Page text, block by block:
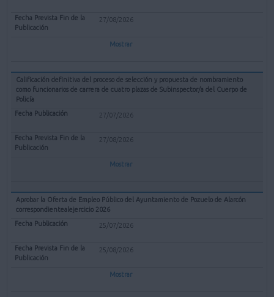
27/08/2026
Mostrar
Calificación definitiva del proceso de selección y propuesta de nombramiento
como funcionarios de carrera de cuatro plazas de Subinspector/a del Cuerpo de
Policía
27/07/2026
27/08/2026
Mostrar
Aprobar la Oferta de Empleo Público del Ayuntamiento de Pozuelo de Alarcón
correspondientealejercicio 2026
25/07/2026
25/08/2026
Mostrar